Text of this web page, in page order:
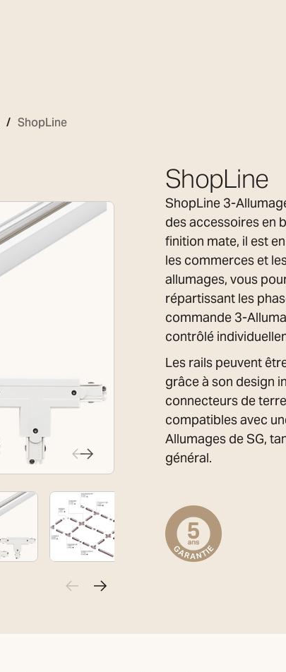
ShopLine
ShopLine
ShopLine 3-
des accessoires en
finition mate, il est
les commerces et
allumages, vous
répartissant les
commande 3-
contrôlé
Les rails peuvent
grâce à son design
connecteurs de
compatibles avec
Allumages de SG,
général.